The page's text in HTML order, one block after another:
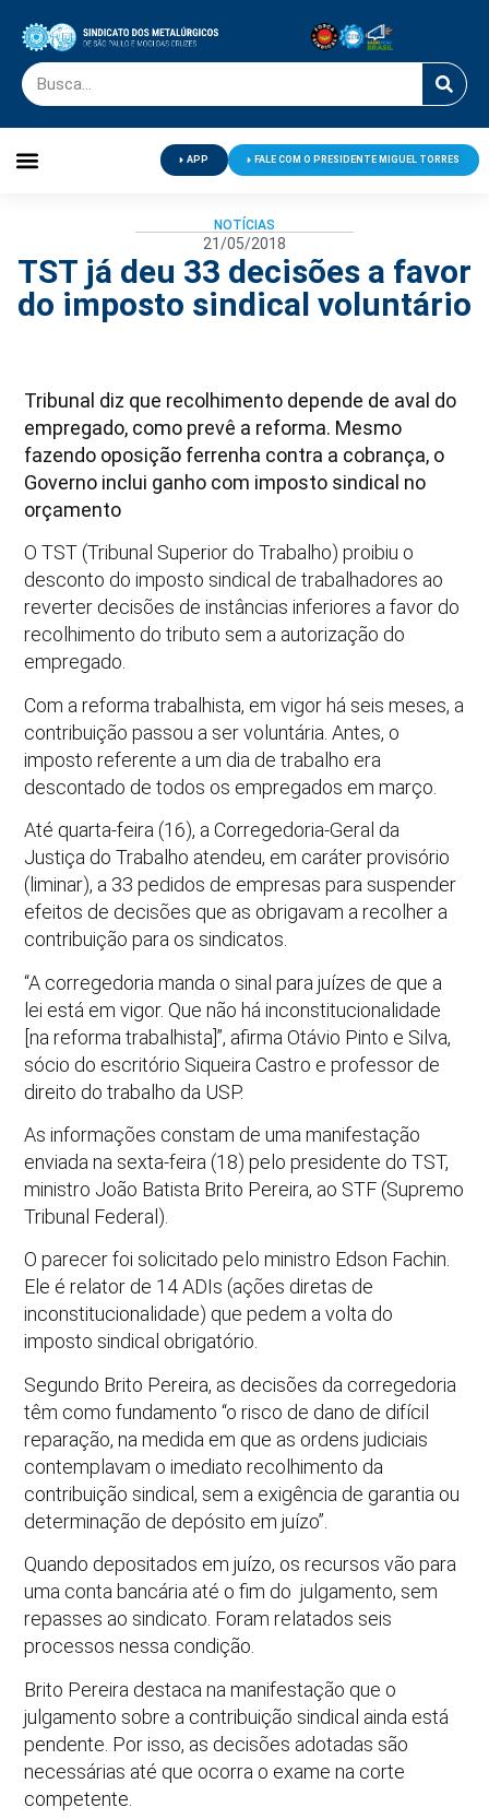
APP FALE COM O PRESIDENTE MIGUEL TORRES
NOTÍCIAS
21/05/2018
TST já deu 33 decisões a favor
do imposto sindical voluntário
Tribunal diz que recolhimento depende de aval do
empregado, como prevê a reforma. Mesmo
fazendo oposição ferrenha contra a cobrança, o
Governo inclui ganho com imposto sindical no
orçamento
O TST (Tribunal Superior do Trabalho) proibiu o
desconto do imposto sindical de trabalhadores ao
reverter decisões de instâncias inferiores a favor do
recolhimento do tributo sem a autorização do
empregado.
Com a reforma trabalhista, em vigor há seis meses, a
contribuição passou a ser voluntária. Antes, o
imposto referente a um dia de trabalho era
descontado de todos os empregados em março.
Até quarta-feira (16), a Corregedoria-Geral da
Justiça do Trabalho atendeu, em caráter provisório
(liminar), a 33 pedidos de empresas para suspender
efeitos de decisões que as obrigavam a recolher a
contribuição para os sindicatos.
“A corregedoria manda o sinal para juízes de que a
lei está em vigor. Que não há inconstitucionalidade
[na reforma trabalhista]”, afirma Otávio Pinto e Silva,
sócio do escritório Siqueira Castro e professor de
direito do trabalho da USP.
As informações constam de uma manifestação
enviada na sexta-feira (18) pelo presidente do TST,
ministro João Batista Brito Pereira, ao STF (Supremo
Tribunal Federal).
O parecer foi solicitado pelo ministro Edson Fachin.
Ele é relator de 14 ADIs (ações diretas de
inconstitucionalidade) que pedem a volta do
imposto sindical obrigatório.
Segundo Brito Pereira, as decisões da corregedoria
têm como fundamento “o risco de dano de difícil
reparação, na medida em que as ordens judiciais
contemplavam o imediato recolhimento da
contribuição sindical, sem a exigência de garantia ou
determinação de depósito em juízo”.
Quando depositados em juízo, os recursos vão para
uma conta bancária até o fim do julgamento, sem
repasses ao sindicato. Foram relatados seis
processos nessa condição.
Brito Pereira destaca na manifestação que o
julgamento sobre a contribuição sindical ainda está
pendente. Por isso, as decisões adotadas são
necessárias até que ocorra o exame na corte
competente.